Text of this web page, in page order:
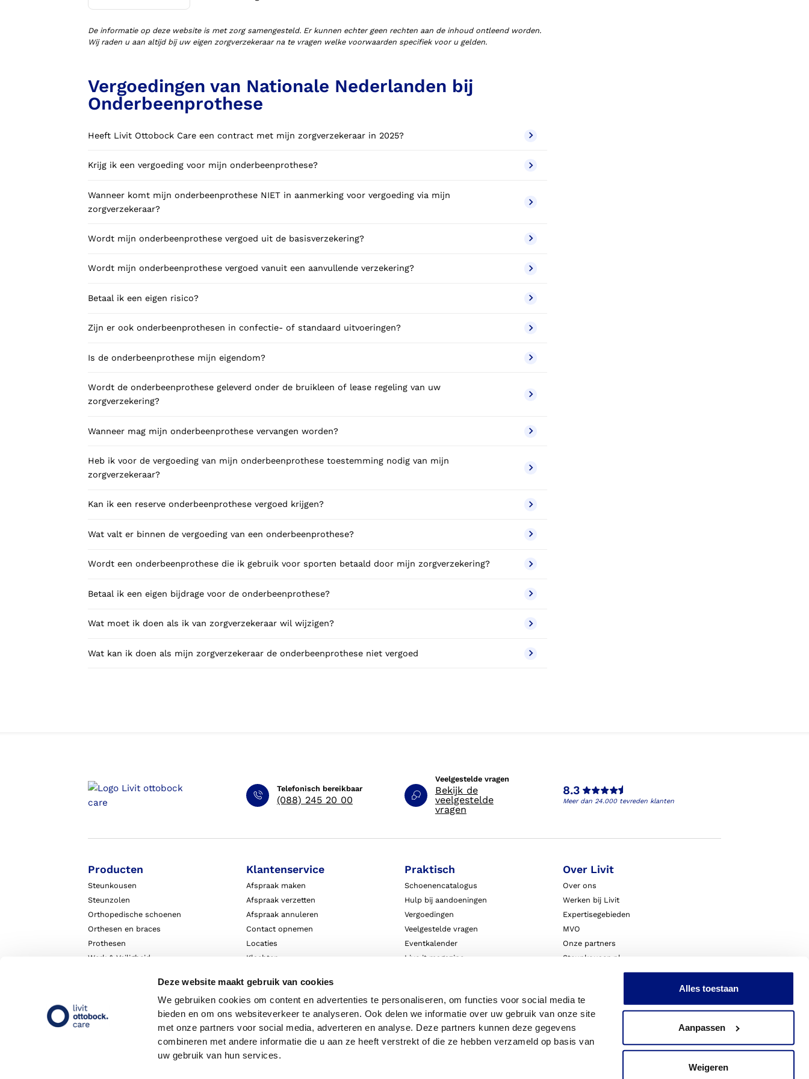
Deze website maakt gebruik van cookies
We gebruiken cookies om content en advertenties te personaliseren, om functies voor social media te
bieden en om ons websiteverkeer te analyseren. Ook delen we informatie over uw gebruik van onze site
met onze partners voor social media, adverteren en analyse. Deze partners kunnen deze gegevens
combineren met andere informatie die u aan ze heeft verstrekt of die ze hebben verzameld op basis van
uw gebruik van hun services.
Alles toestaan
Aanpassen
Weigeren
schoenen (VLOS)
De informatie op deze website is met zorg samengesteld. Er kunnen echter geen rechten aan de inhoud ontleend worden.
Wij raden u aan altijd bij uw eigen zorgverzekeraar na te vragen welke voorwaarden specifiek voor u gelden.
Vergoedingen van Nationale Nederlanden bij
Onderbeenprothese
Heeft Livit Ottobock Care een contract met mijn zorgverzekeraar in 2025?
Krijg ik een vergoeding voor mijn onderbeenprothese?
Wanneer komt mijn onderbeenprothese NIET in aanmerking voor vergoeding via mijn
zorgverzekeraar?
Wordt mijn onderbeenprothese vergoed uit de basisverzekering?
Wordt mijn onderbeenprothese vergoed vanuit een aanvullende verzekering?
Betaal ik een eigen risico?
Zijn er ook onderbeenprothesen in confectie- of standaard uitvoeringen?
Is de onderbeenprothese mijn eigendom?
Wordt de onderbeenprothese geleverd onder de bruikleen of lease regeling van uw
zorgverzekering?
Wanneer mag mijn onderbeenprothese vervangen worden?
Heb ik voor de vergoeding van mijn onderbeenprothese toestemming nodig van mijn
zorgverzekeraar?
Kan ik een reserve onderbeenprothese vergoed krijgen?
Wat valt er binnen de vergoeding van een onderbeenprothese?
Wordt een onderbeenprothese die ik gebruik voor sporten betaald door mijn zorgverzekering?
Betaal ik een eigen bijdrage voor de onderbeenprothese?
Wat moet ik doen als ik van zorgverzekeraar wil wijzigen?
Wat kan ik doen als mijn zorgverzekeraar de onderbeenprothese niet vergoed
Telefonisch bereikbaar
(088) 245 20 00
Veelgestelde vragen
Bekijk de
veelgestelde
vragen
8.3
Meer dan 24.000 tevreden klanten
Producten
Steunkousen
Steunzolen
Orthopedische schoenen
Orthesen en braces
Prothesen
Werk & Veiligheid
Klantenservice
Afspraak maken
Afspraak verzetten
Afspraak annuleren
Contact opnemen
Locaties
Klachten
Praktisch
Schoenencatalogus
Hulp bij aandoeningen
Vergoedingen
Veelgestelde vragen
Eventkalender
Live it magazine
Algemene voorwaarden
Privacy
Over Livit
Over ons
Werken bij Livit
Expertisegebieden
MVO
Onze partners
Steunkousen.nl
Blessurewijzer.nl
Nieuws
Innovatie & Onderzoek
Livit Zorgprofessionals